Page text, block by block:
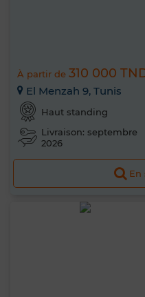
À partir de 310 000
El Menzah 9, Tunis
Haut standing
Livraison: septembre
2026
En